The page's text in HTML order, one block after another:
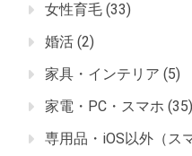
女性育毛 (33)
婚活 (2)
家具・インテリア (5)
家電・PC・スマホ (35)
専用品・iOS以外（ス